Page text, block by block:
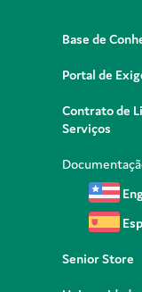
Base de
Portal de
Contrato de
Serviços
Senior Store